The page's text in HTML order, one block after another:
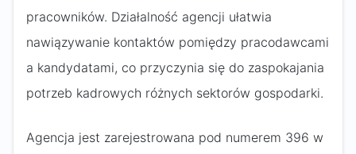
pracowników. Działalność agencji ułatwia
nawiązywanie kontaktów pomiędzy pracodawcami
a kandydatami, co przyczynia się do zaspokajania
potrzeb kadrowych różnych sektorów gospodarki.
Agencja jest zarejestrowana pod numerem 396 w